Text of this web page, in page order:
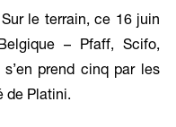
le terrain, ce 16 juin
– Pfaff, Scifo,
prend cinq par les
de Platini.